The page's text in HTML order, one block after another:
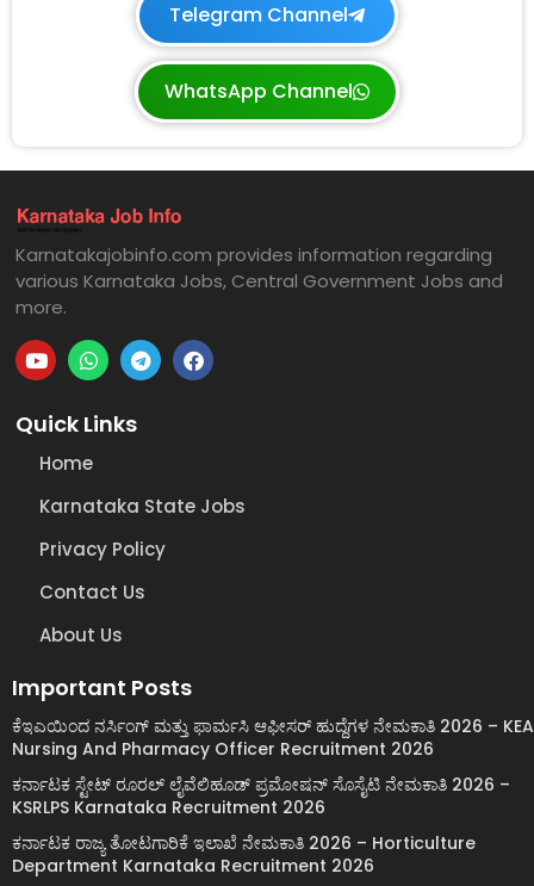
Telegram Channel
WhatsApp Channel
Karnatakajobinfo.com provides information regarding
various Karnataka Jobs, Central Government Jobs and
more.
Quick Links
Home
Karnataka State Jobs
Privacy Policy
Contact Us
About Us
Important Posts
ಕೆಇಎಯಿಂದ ನರ್ಸಿಂಗ್ ಮತ್ತು ಫಾರ್ಮಸಿ ಆಫೀಸರ್ ಹುದ್ದೆಗಳ ನೇಮಕಾತಿ 2026 – KEA
Nursing And Pharmacy Officer Recruitment 2026
ಕರ್ನಾಟಕ ಸ್ಟೇಟ್ ರೂರಲ್ ಲೈವೆಲಿಹೂಡ್ ಪ್ರಮೋಷನ್ ಸೊಸೈಟಿ ನೇಮಕಾತಿ 2026 –
KSRLPS Karnataka Recruitment 2026
ಕರ್ನಾಟಕ ರಾಜ್ಯ ತೋಟಗಾರಿಕೆ ಇಲಾಖೆ ನೇಮಕಾತಿ 2026 – Horticulture
Department Karnataka Recruitment 2026